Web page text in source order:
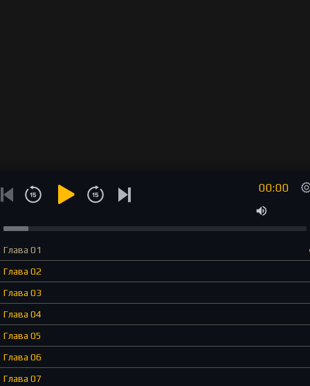
00:00
Глава 01
Глава 02
Глава 03
Глава 04
Глава 05
Глава 06
Глава 07